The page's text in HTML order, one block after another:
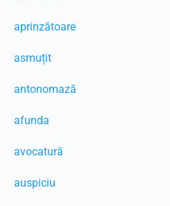
aprinzătoare
asmuțit
antonomază
afunda
avocatură
auspiciu